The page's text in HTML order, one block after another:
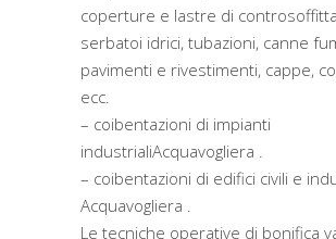
coperture e lastre di
serbatoi idrici, tubazioni, canne
pavimenti e rivestimenti, cappe,
ecc.
– coibentazioni di impianti
industrialiAcquavogliera .
– coibentazioni di edifici civili e
Acquavogliera .
Le tecniche operative di bonifica